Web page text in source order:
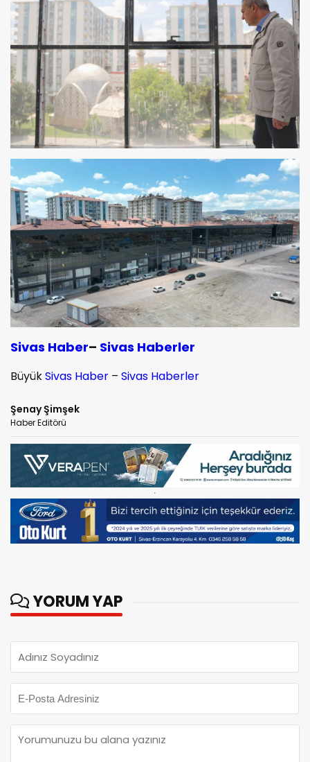
Sivas Haber– Sivas Haberler
BüyükSivas Haber – Sivas Haberler
Şenay Şimşek
Haber Editörü
YORUM YAP